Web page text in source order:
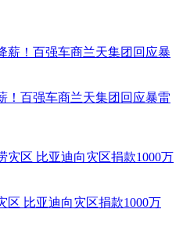
！百强车商兰天集团回应暴雷
区 比亚迪向灾区捐款1000万